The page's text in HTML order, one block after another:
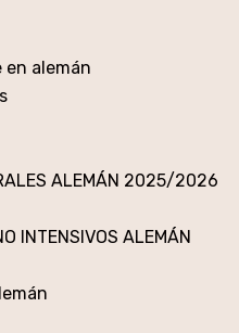
en alemán
ALEMÁN 2025/2026
INTENSIVOS ALEMÁN